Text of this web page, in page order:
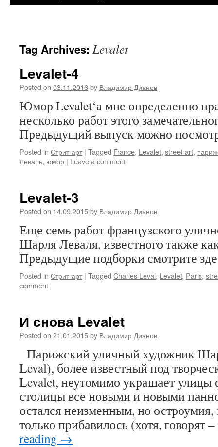
Tag Archives: Levalet
Levalet-4
Posted on 03.11.2016by Владимир Дианов
Юмор Levalet‘а мне определенно
несколько работ этого
Предыдущий выпуск можно
Posted in Стрит-арт | Tagged France, Levalet, street-art,
Леваль, юмор | Leave a comment
Levalet-3
Posted on 14.09.2015by Владимир Дианов
Еще семь работ французского
Шарля Леваля, известного также
Предыдущие подборки смотрите
Posted in Стрит-арт | Tagged Charles Leval, Levalet, Paris,
comment
И снова Levalet
Posted on 21.01.2015by Владимир Дианов
Парижский уличный художник
Leval), более известный под
Levalet, неутомимо украшает улицы
столицы все новыми и новыми
остался неизменным, но остроумия,
только прибавилось (хотя, говорят
reading →